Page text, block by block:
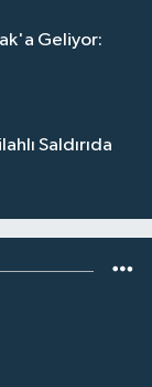
Geliyor:
Saldırıda